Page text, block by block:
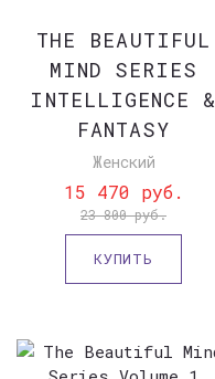
THE BEAUTIFUL
MIND SERIES
INTELLIGENCE &
FANTASY
Женский
15 470 руб.
23 800 руб.
КУПИТЬ